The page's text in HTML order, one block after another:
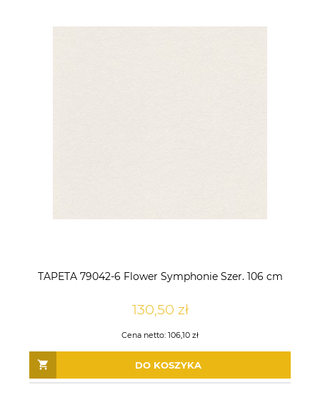
TAPETA 79042-6 Flower Symphonie Szer. 106 cm
130,50 zł
Cena netto: 106,10 zł
DO KOSZYKA